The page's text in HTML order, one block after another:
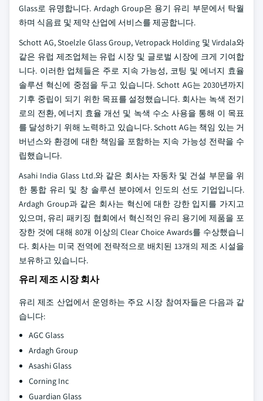
Glass로 유명합니다. Ardagh Group은 용기 유리 부문에서 탁월
하며 식음료 및 제약 산업에 서비스를 제공합니다.
Schott AG, Stoelzle Glass Group, Vetropack Holding 및 Virdala와
같은 유럽 제조업체는 유럽 시장 및 글로벌 시장에 크게 기여합
니다. 이러한 업체들은 주로 지속 가능성, 코팅 및 에너지 효율
솔루션 혁신에 중점을 두고 있습니다. Schott AG는 2030년까지
기후 중립이 되기 위한 목표를 설정했습니다. 회사는 녹색 전기
로의 전환, 에너지 효율 개선 및 녹색 수소 사용을 통해 이 목표
를 달성하기 위해 노력하고 있습니다. Schott AG는 책임 있는 거
버넌스와 환경에 대한 책임을 포함하는 지속 가능성 전략을 수
립했습니다.
Asahi India Glass Ltd.와 같은 회사는 자동차 및 건설 부문을 위
한 통합 유리 및 창 솔루션 분야에서 인도의 선도 기업입니다.
Ardagh Group과 같은 회사는 혁신에 대한 강한 입지를 가지고
있으며, 유리 패키징 협회에서 혁신적인 유리 용기에 제품을 포
장한 것에 대해 80개 이상의 Clear Choice Awards를 수상했습니
다. 회사는 미국 전역에 전략적으로 배치된 13개의 제조 시설을
보유하고 있습니다.
유리 제조 시장 회사
유리 제조 산업에서 운영하는 주요 시장 참여자들은 다음과 같
습니다:
AGC Glass
Ardagh Group
Asashi Glass
Corning Inc
Guardian Glass